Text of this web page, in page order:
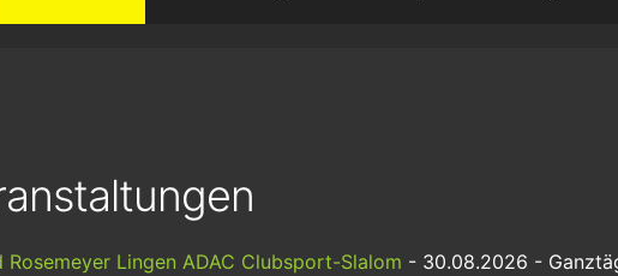
Rosemeyer Lingen ADAC Clubsport-Slalom - 30.08.2026 -